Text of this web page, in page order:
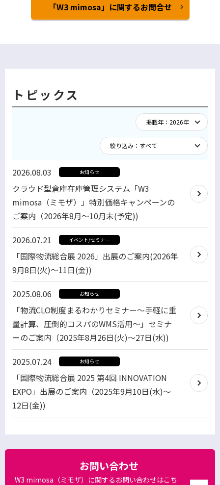
「W3 mimosa」に関するお問合せ
トピックス
2026.08.03 お知らせ
クラウド型倉庫在庫管理システム「W3
mimosa（ミモザ）」特別価格キャンペーンの
ご案内（2026年8月～10月末(予定))
2026.07.21 イベント/セミナー
「国際物流総合展 2026」出展のご案内(2026年
9月8日(火)～11日(金))
2025.08.06 お知らせ
「物流CLO制度まるわかりセミナー～手軽に重
量計算、圧倒的コスパのWMS活用～」セミナ
ーのご案内（2025年8月26日(火)～27日(水))
2025.07.24 お知らせ
「国際物流総合展 2025 第4回 INNOVATION
EXPO」出展のご案内（2025年9月10日(水)～
12日(金))
お問い合わせ
W3 mimosa（ミモザ）に関するお問い合わせはこち